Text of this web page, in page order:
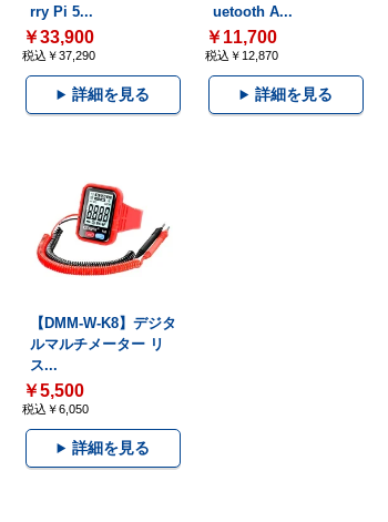
rry Pi 5...
￥33,900
税込￥37,290
詳細を見る
uetooth A...
￥11,700
税込￥12,870
詳細を見る
【DMM-W-K8】デジタ
ルマルチメーター リ
ス...
￥5,500
税込￥6,050
詳細を見る